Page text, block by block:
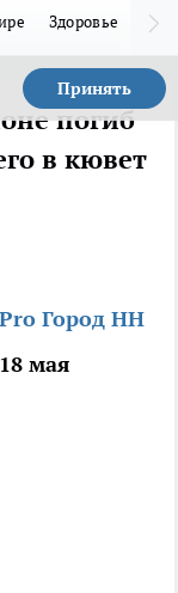
Здоровье
Принять
погиб
в кювет
Город НН
мая